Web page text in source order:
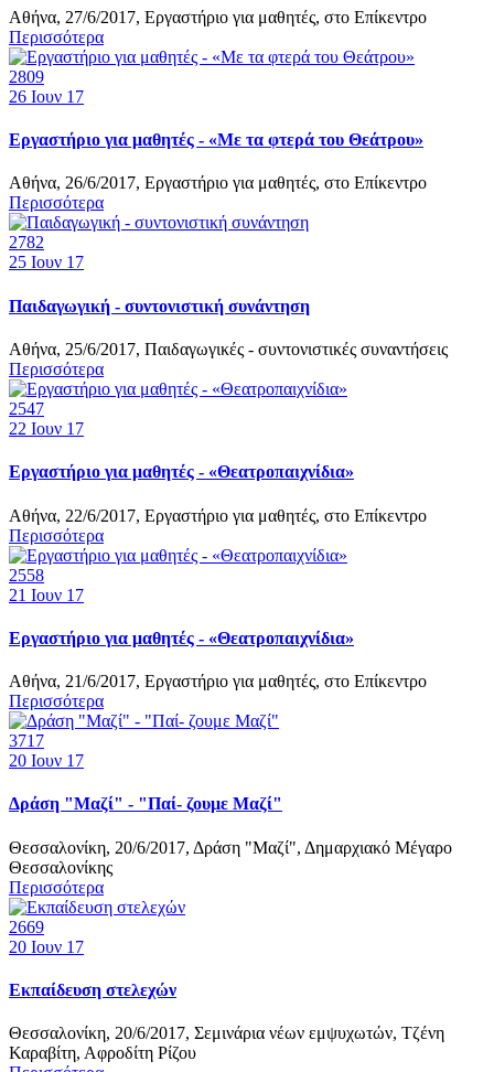
Αθήνα, 27/6/2017, Εργαστήριο για μαθητές, στο Επίκεντρο
Περισσότερα
2809
26 Ιουν 17
Εργαστήριο για μαθητές - «Με τα φτερά του Θεάτρου»
Αθήνα, 26/6/2017, Εργαστήριο για μαθητές, στο Επίκεντρο
Περισσότερα
2782
25 Ιουν 17
Παιδαγωγική - συντονιστική συνάντηση
Αθήνα, 25/6/2017, Παιδαγωγικές - συντονιστικές συναντήσεις
Περισσότερα
2547
22 Ιουν 17
Εργαστήριο για μαθητές - «Θεατροπαιχνίδια»
Αθήνα, 22/6/2017, Εργαστήριο για μαθητές, στο Επίκεντρο
Περισσότερα
2558
21 Ιουν 17
Εργαστήριο για μαθητές - «Θεατροπαιχνίδια»
Αθήνα, 21/6/2017, Εργαστήριο για μαθητές, στο Επίκεντρο
Περισσότερα
3717
20 Ιουν 17
Δράση "Μαζί" - "Παί- ζουμε Μαζί"
Θεσσαλονίκη, 20/6/2017, Δράση "Μαζί", Δημαρχιακό Μέγαρο
Θεσσαλονίκης
Περισσότερα
2669
20 Ιουν 17
Εκπαίδευση στελεχών
Θεσσαλονίκη, 20/6/2017, Σεμινάρια νέων εμψυχωτών, Τζένη
Καραβίτη, Αφροδίτη Ρίζου